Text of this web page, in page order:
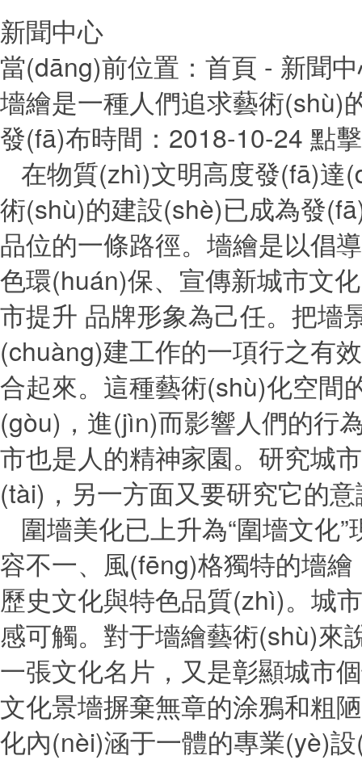
新聞中心
當(dāng)前位置： 首頁 - 新聞
墻繪是一種人們追求藝術(shù)
發(fā)布時間：2018-10-24 點
在物質(zhì)文明高度發(fā)達
術(shù)的建設(shè)已成為發
品位的一條路徑。墻繪是以倡導
色環(huán)保、宣傳新城市文
市提升 品牌形象為己任。
(chuàng)建工作的一項行之有
合起來。這種藝術(shù)化
(gòu)，進(jìn)而影響人們的行
市也是人的精神家園。研究城
(tài)，另一方面又要研究它
圍墻美化已上升為“圍墻文化”
容不一、風(fēng)格獨特的墻繪
歷史文化與特色品質(zhì)。
感可觸。對于墻繪藝術(shù)
一張文化名片，又是彰顯城市
文化景墻摒棄無章的涂鴉和粗陋
化內(nèi)涵于一體的專業(yè)